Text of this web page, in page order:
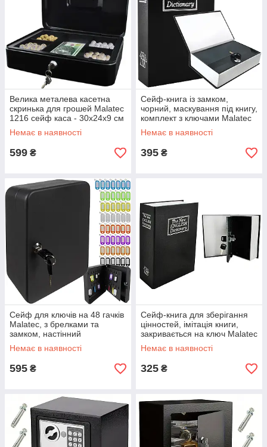
Велика металева касетна
скринька для грошей Malatec
1216 сейф каса - 30x24x9 см
Немає в наявності
599 ₴
Сейф-книга із замком,
чорний, маскування під книгу,
комплект з ключами Malatec
1212
Немає в наявності
395 ₴
Сейф для ключів на 48 гачків
Malatec, з брелками та
замком, настінний
Немає в наявності
595 ₴
Сейф-книга для зберігання
цінностей, імітація книги,
закривається на ключ Malatec
6148
Немає в наявності
325 ₴